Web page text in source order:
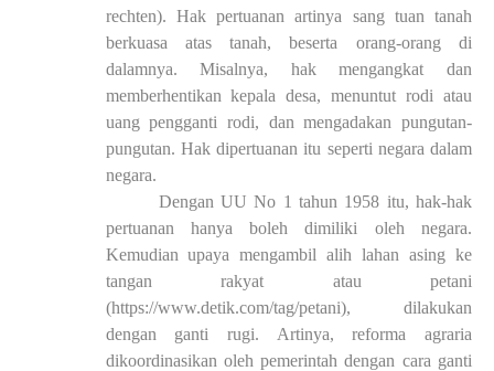
rechten). Hak pertuanan artinya sang tuan tanah
berkuasa atas tanah, beserta orang-orang di
dalamnya. Misalnya, hak mengangkat dan
memberhentikan kepala desa, menuntut rodi atau
uang pengganti rodi, dan mengadakan pungutan-
pungutan. Hak dipertuanan itu seperti negara dalam
negara.
Dengan UU No 1 tahun 1958 itu, hak-hak
pertuanan hanya boleh dimiliki oleh negara.
Kemudian upaya mengambil alih lahan asing ke
tangan rakyat atau petani
(https://www.detik.com/tag/petani), dilakukan
dengan ganti rugi. Artinya, reforma agraria
dikoordinasikan oleh pemerintah dengan cara ganti